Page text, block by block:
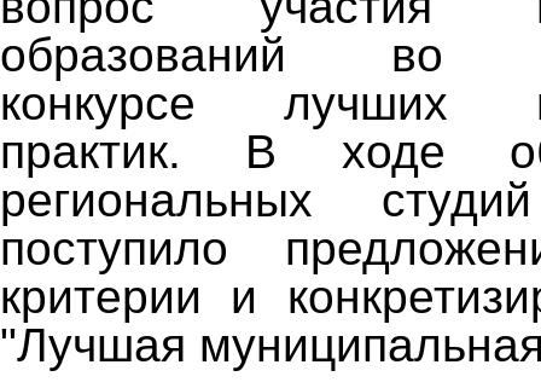
образований во
конкурсе лучших
практик. В ходе
региональных
поступило
критерии и
"Лучшая